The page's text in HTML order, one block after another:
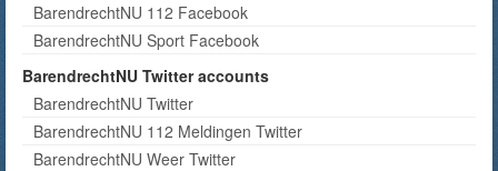
BarendrechtNU 112 Facebook
BarendrechtNU Sport Facebook
BarendrechtNU Twitter accounts
BarendrechtNU Twitter
BarendrechtNU 112 Meldingen Twitter
BarendrechtNU Weer Twitter